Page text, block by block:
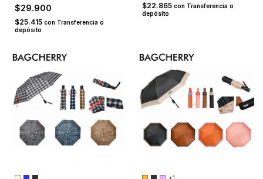
$29.900
$25.415 con Transferencia o
depósito
$22.865 con Transferencia o
depósito